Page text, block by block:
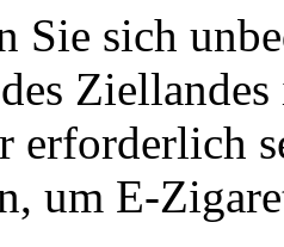
Sie sich
erforderlich
um E-